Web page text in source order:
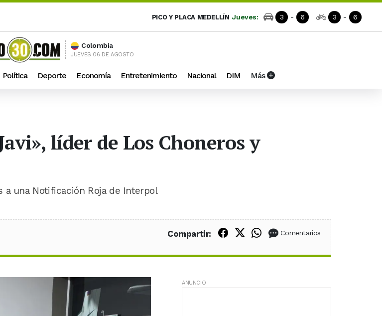
PICO Y PLACA MEDELLÍN Jueves: 3 - 6 3 - 6
Colombia
JUEVES 06 DE AGOSTO
Política Deporte Economía Entretenimiento Nacional DIM Más
líder de Los Choneros y
a una Notificación Roja de Interpol
Compartir: Compartir en Facebook
Compartir en X (Twitter)
Compartir en WhatsApp
Comentarios
ANUNCIO